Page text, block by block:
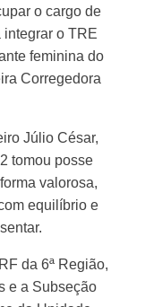
o cargo de
o TRE
feminina do
Corregedora
Júlio César,
tomou posse
valorosa,
equilíbrio e
da 6ª Região,
e a Subseção